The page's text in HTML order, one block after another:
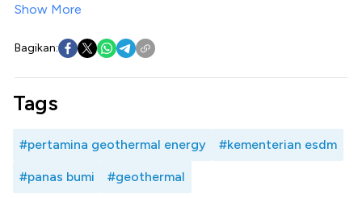
Show More
Bagikan:
Tags
#pertamina geothermal energy #kementerian esdm
#panas bumi #geothermal